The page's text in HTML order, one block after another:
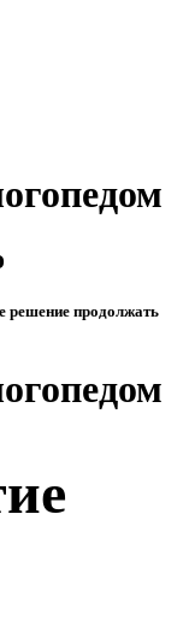
решение продолжать